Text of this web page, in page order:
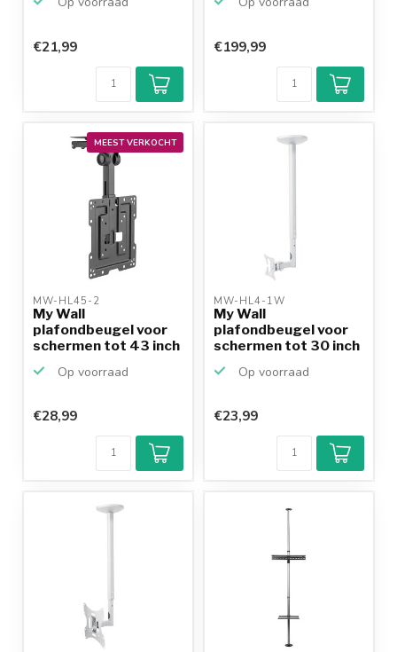
€21,99 €199,99
MEEST VERKOCHT
MW-HL45-2
My Wall
plafondbeugel voor
schermen tot 43 inch
Op voorraad
€28,99
MW-HL4-1W
My Wall
plafondbeugel voor
schermen tot 30 inch
Op voorraad
€23,99